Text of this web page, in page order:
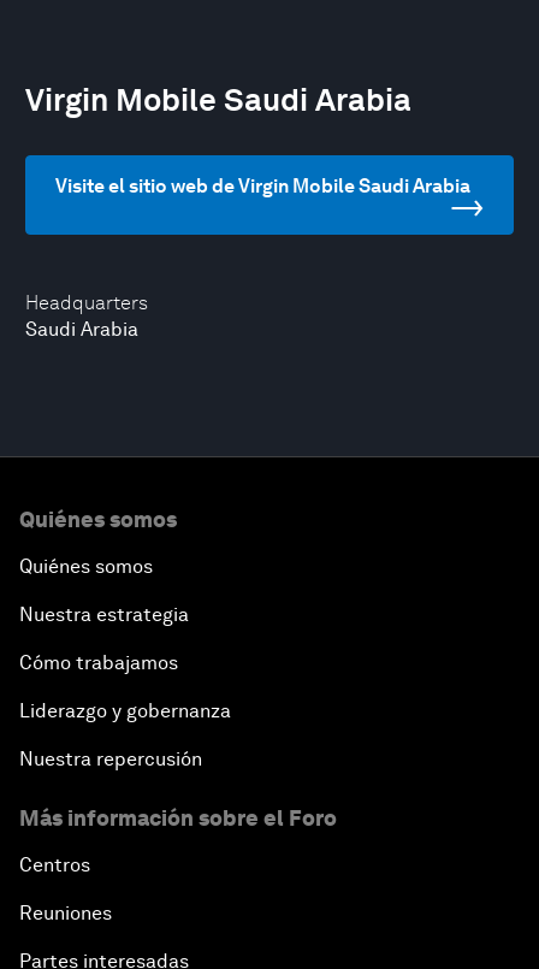
Headquarters
Saudi Arabia
Virgin Mobile Saudi Arabia
Visite el sitio web de Virgin Mobile Saudi Arabia
Quiénes somos
Quiénes somos
Nuestra estrategia
Cómo trabajamos
Liderazgo y gobernanza
Nuestra repercusión
Más información sobre el Foro
Centros
Reuniones
Partes interesadas